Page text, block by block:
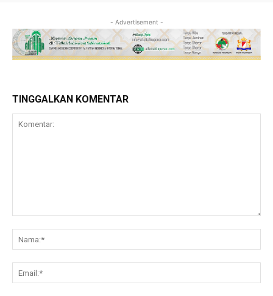
- Advertisement -
TINGGALKAN KOMENTAR